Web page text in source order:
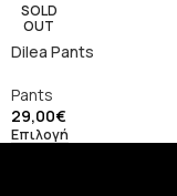
SOLD
OUT
Dilea Pants
Pants
29,00€
Επιλογή